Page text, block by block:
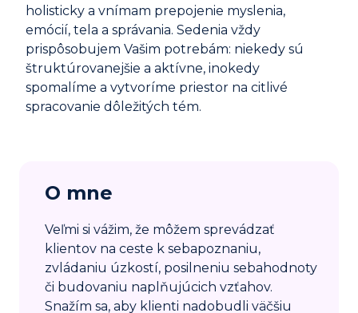
holisticky a vnímam prepojenie myslenia,
emócií, tela a správania. Sedenia vždy
prispôsobujem Vašim potrebám: niekedy sú
štruktúrovanejšie a aktívne, inokedy
spomalíme a vytvoríme priestor na citlivé
spracovanie dôležitých tém.
O mne
Veľmi si vážim, že môžem sprevádzať
klientov na ceste k sebapoznaniu,
zvládaniu úzkostí, posilneniu sebahodnoty
či budovaniu naplňujúcich vzťahov.
Snažím sa, aby klienti nadobudli väčšiu